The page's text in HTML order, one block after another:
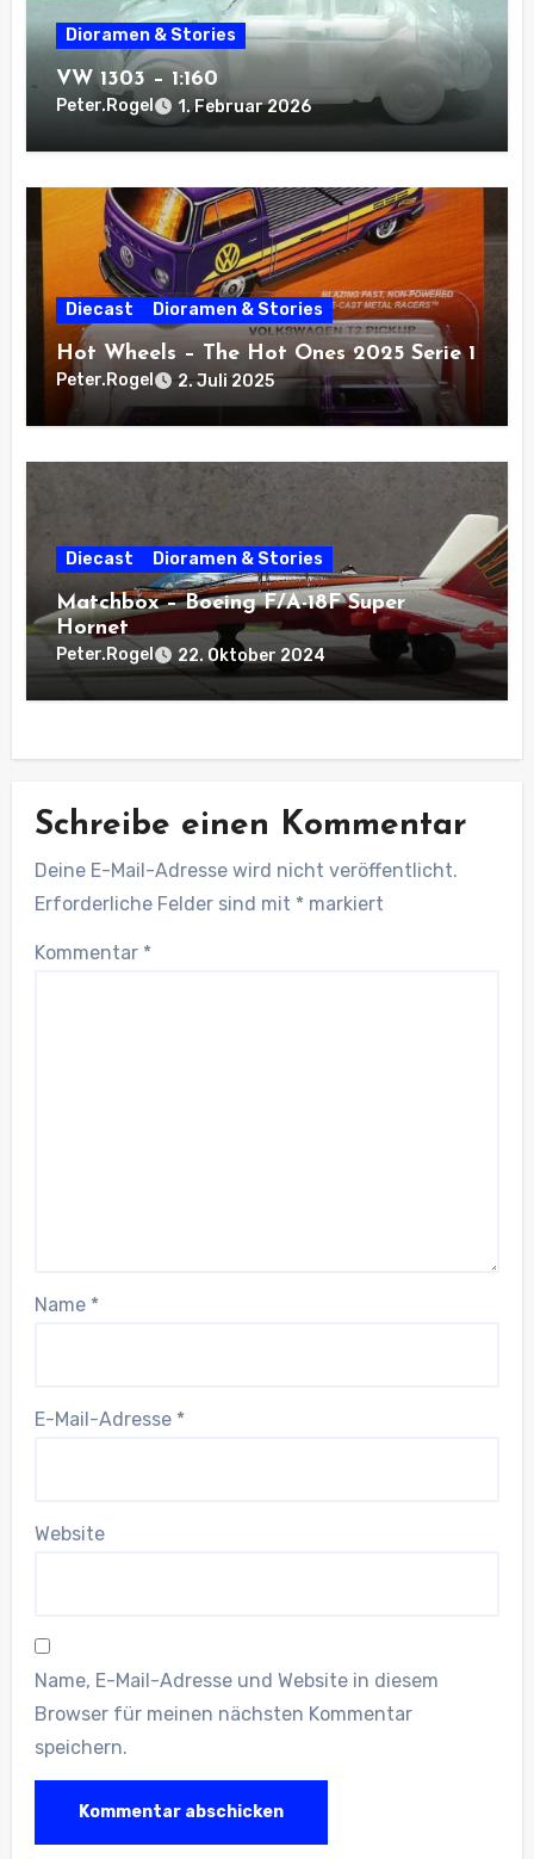
Dioramen & Stories
VW 1303 – 1:160
Peter.Rogel 1. Februar 2026
Diecast Dioramen & Stories
Hot Wheels – The Hot Ones 2025 Serie 1
Peter.Rogel 2. Juli 2025
Diecast Dioramen & Stories
Matchbox – Boeing F/A-18F Super
Hornet
Peter.Rogel 22. Oktober 2024
Schreibe einen Kommentar
Deine E-Mail-Adresse wird nicht veröffentlicht.
Erforderliche Felder sind mit * markiert
Kommentar *
Name *
E-Mail-Adresse *
Website
Name, E-Mail-Adresse und Website in diesem
Browser für meinen nächsten Kommentar
speichern.